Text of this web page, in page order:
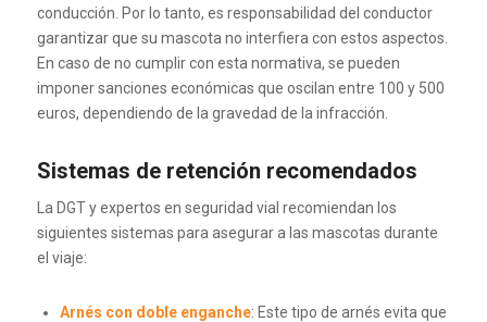
conducción. Por lo tanto, es responsabilidad del conductor
garantizar que su mascota no interfiera con estos aspectos.
En caso de no cumplir con esta normativa, se pueden
imponer sanciones económicas que oscilan entre 100 y 500
euros, dependiendo de la gravedad de la infracción.
Sistemas de retención recomendados
La DGT y expertos en seguridad vial recomiendan los
siguientes sistemas para asegurar a las mascotas durante
el viaje:
Arnés con doble enganche: Este tipo de arnés evita que